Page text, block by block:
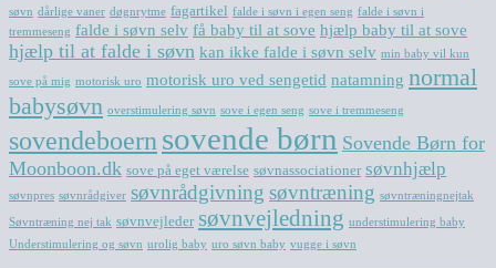
søvn dårlige vaner døgnrytme fagartikel falde i søvn i egen seng falde i søvn i
tremmeseng falde i søvn selv få baby til at sove hjælp baby til at sove
hjælp til at falde i søvn kan ikke falde i søvn selv min baby vil kun
sove på mig motorisk uro motorisk uro ved sengetid natamning normal
babysøvn overstimulering søvn sove i egen seng sove i tremmeseng
sovendeboern sovende børn Sovende Børn for
Moonboon.dk sove på eget værelse søvnassociationer søvnhjælp
søvnpres søvnrådgiver søvnrådgivning søvntræning søvntræningnejtak
Søvntræning nej tak søvnvejleder søvnvejledning understimulering baby
Understimulering og søvn urolig baby uro søvn baby vugge i søvn